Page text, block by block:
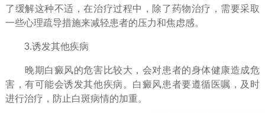
了缓解这种不适，在治疗过程中，除了药物治疗，需要采取
一些心理疏导措施来减轻患者的压力和焦虑感。
3.诱发其他疾病
晚期白癜风的危害比较大，会对患者的身体健康造成危
害，有可能会诱发其他疾病。白癜风患者要遵循医嘱，及时
进行治疗，防止白斑病情的加重。